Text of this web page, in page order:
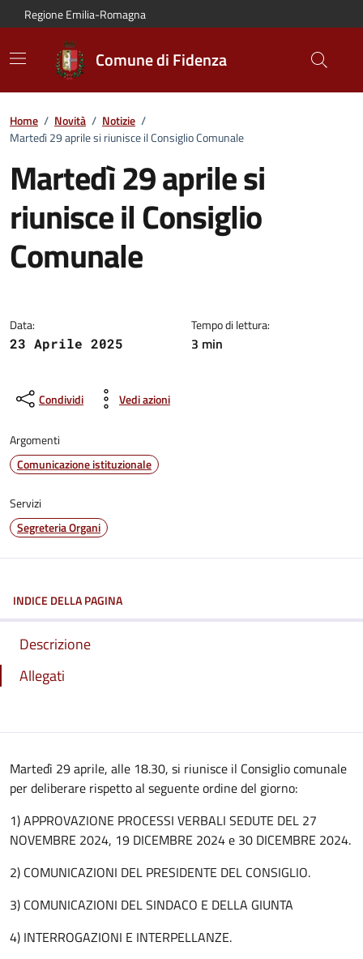
Vai al contenuto principale
Vai alla navigazione del sito
Vai al piede di pagina
Regione Emilia-Romagna
Comune di Fidenza
Home / Novità / Notizie /
Martedì 29 aprile si riunisce il Consiglio Comunale
Martedì 29 aprile si
riunisce il Consiglio
Comunale
Data:
23 Aprile 2025
Tempo di lettura:
3 min
Condividi Vedi azioni
Argomenti
Comunicazione istituzionale
Servizi
Segreteria Organi
INDICE DELLA PAGINA
Descrizione
Allegati
Martedì 29 aprile, alle 18.30, si riunisce il Consiglio comunale
per deliberare rispetto al seguente ordine del giorno:
1) APPROVAZIONE PROCESSI VERBALI SEDUTE DEL 27
NOVEMBRE 2024, 19 DICEMBRE 2024 e 30 DICEMBRE 2024.
2) COMUNICAZIONI DEL PRESIDENTE DEL CONSIGLIO.
3) COMUNICAZIONI DEL SINDACO E DELLA GIUNTA
4) INTERROGAZIONI E INTERPELLANZE.